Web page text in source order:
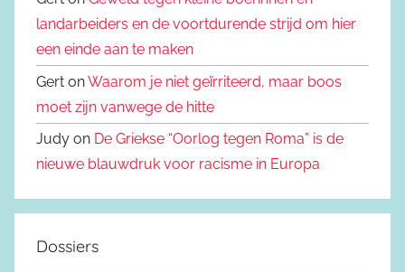
landarbeiders en de voortdurende strijd om hier
een einde aan te maken
Gert onWaarom je niet geïrriteerd, maar boos
moet zijn vanwege de hitte
Judy on De Griekse “Oorlog tegen Roma” is de
nieuwe blauwdruk voor racisme in Europa
Dossiers